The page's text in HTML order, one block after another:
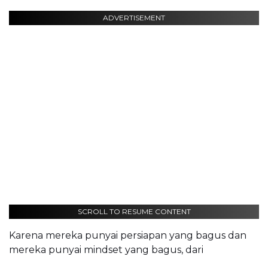
ADVERTISEMENT
SCROLL TO RESUME CONTENT
Karena mereka punyai persiapan yang bagus dan
mereka punyai mindset yang bagus, dari